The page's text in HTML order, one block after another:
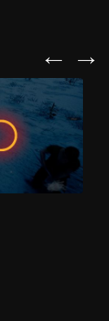
← →